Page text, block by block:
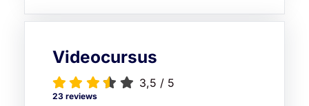
Videocursus
3,5 / 5
23 reviews